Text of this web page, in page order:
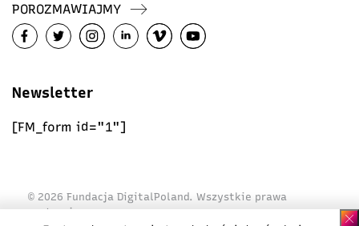
POROZMAWIAJMY
Newsletter
[FM_form id="1"]
© 2026 Fundacja DigitalPoland. Wszystkie prawa
zastrzeżone